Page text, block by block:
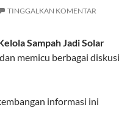
TINGGALKAN KOMENTAR
Sampah Jadi Solar
memicu berbagai diskusi
informasi ini